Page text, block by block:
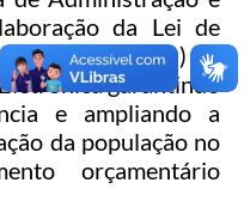
da Lei de
2027 (LDO) e
garantindo
e ampliando a
da população no
orçamentário